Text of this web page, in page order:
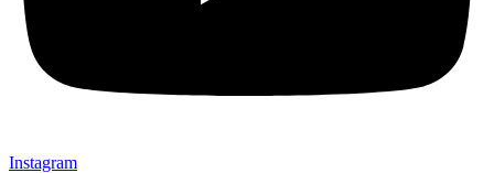
Instagram